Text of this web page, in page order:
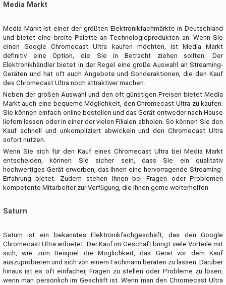
Media Markt
Media Markt ist einer der größten Elektronikfachmärkte in Deutschland
und bietet eine breite Palette an Technologieprodukten an. Wenn Sie
einen Google Chromecast Ultra kaufen möchten, ist Media Markt
definitiv eine Option, die Sie in Betracht ziehen sollten. Der
Elektronikhändler bietet in der Regel eine große Auswahl an Streaming-
Geräten und hat oft auch Angebote und Sonderaktionen, die den Kauf
des Chromecast Ultra noch attraktiver machen.
Neben der großen Auswahl und den oft günstigen Preisen bietet Media
Markt auch eine bequeme Möglichkeit, den Chromecast Ultra zu kaufen.
Sie können einfach online bestellen und das Gerät entweder nach Hause
liefern lassen oder in einer der vielen Filialen abholen. So können Sie den
Kauf schnell und unkompliziert abwickeln und den Chromecast Ultra
sofort nutzen.
Wenn Sie sich für den Kauf eines Chromecast Ultra bei Media Markt
entscheiden, können Sie sicher sein, dass Sie ein qualitativ
hochwertiges Gerät erwerben, das Ihnen eine hervorragende Streaming-
Erfahrung bietet. Zudem stehen Ihnen bei Fragen oder Problemen
kompetente Mitarbeiter zur Verfügung, die Ihnen gerne weiterhelfen.
Saturn
Saturn ist ein bekanntes Elektronikfachgeschäft, das den Google
Chromecast Ultra anbietet. Der Kauf im Geschäft bringt viele Vorteile mit
sich, wie zum Beispiel die Möglichkeit, das Gerät vor dem Kauf
auszuprobieren und sich von einem Fachmann beraten zu lassen. Darüber
hinaus ist es oft einfacher, Fragen zu stellen oder Probleme zu lösen,
wenn man persönlich im Geschäft ist. Wenn man den Chromecast Ultra